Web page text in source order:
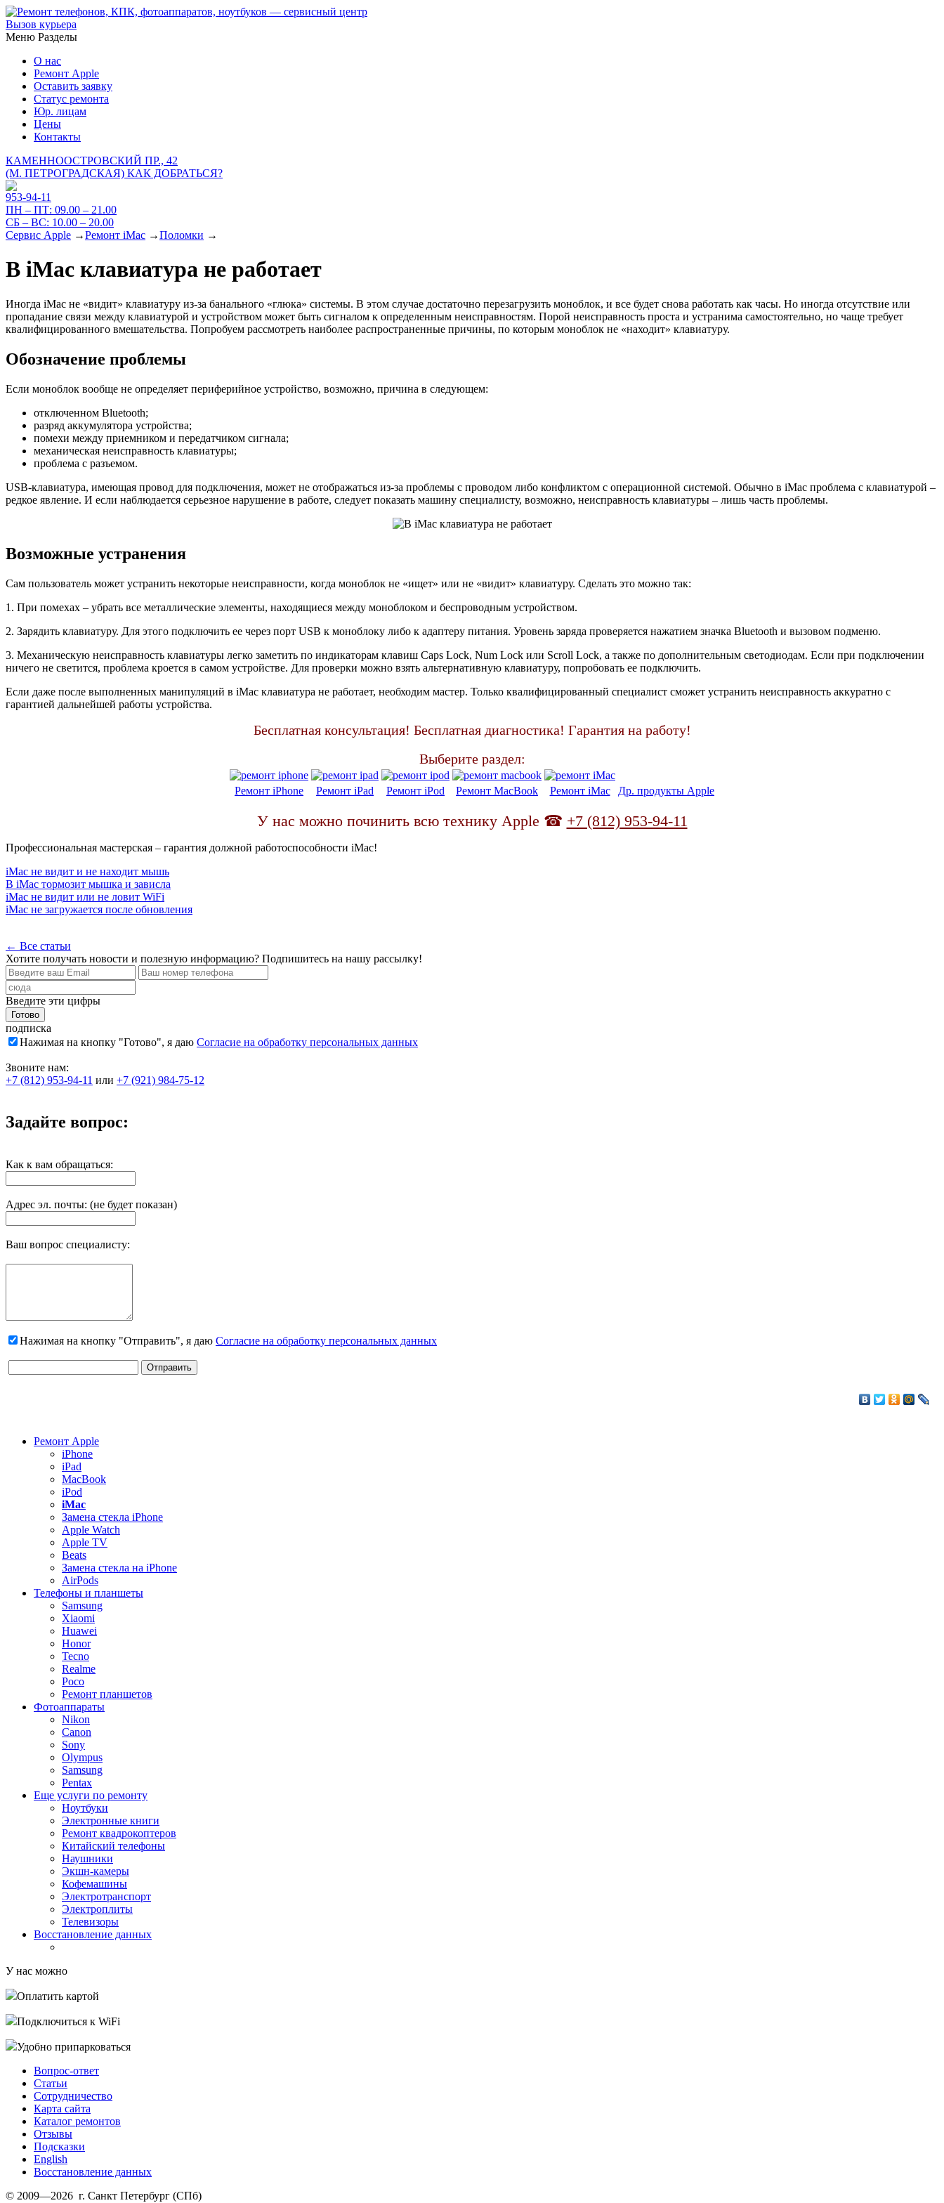
Вызов курьера
Меню Разделы
О нас
Ремонт Apple
Оставить заявку
Статус ремонта
Юр. лицам
Цены
Контакты
КАМЕННООСТРОВСКИЙ ПР., 42
(М. ПЕТРОГРАДСКАЯ) КАК ДОБРАТЬСЯ?
953-94-11
ПН – ПТ: 09.00 – 21.00
СБ – ВС: 10.00 – 20.00
Сервис Apple →Ремонт iMac →Поломки →
В iMac клавиатура не работает
Иногда iMac не «видит» клавиатуру из-за банального «глюка» системы. В этом случае достаточно перезагрузить моноблок, и все будет снова работать как часы. Но иногда отсутствие или
пропадание связи между клавиатурой и устройством может быть сигналом к определенным неисправностям. Порой неисправность проста и устранима самостоятельно, но чаще требует
квалифицированного вмешательства. Попробуем рассмотреть наиболее распространенные причины, по которым моноблок не «находит» клавиатуру.
Обозначение проблемы
Если моноблок вообще не определяет периферийное устройство, возможно, причина в следующем:
отключенном Bluetooth;
разряд аккумулятора устройства;
помехи между приемником и передатчиком сигнала;
механическая неисправность клавиатуры;
проблема с разъемом.
USB-клавиатура, имеющая провод для подключения, может не отображаться из-за проблемы с проводом либо конфликтом с операционной системой. Обычно в iMac проблема с клавиатурой –
редкое явление. И если наблюдается серьезное нарушение в работе, следует показать машину специалисту, возможно, неисправность клавиатуры – лишь часть проблемы.
Возможные устранения
Сам пользователь может устранить некоторые неисправности, когда моноблок не «ищет» или не «видит» клавиатуру. Сделать это можно так:
1. При помехах – убрать все металлические элементы, находящиеся между моноблоком и беспроводным устройством.
2. Зарядить клавиатуру. Для этого подключить ее через порт USB к моноблоку либо к адаптеру питания. Уровень заряда проверяется нажатием значка Bluetooth и вызовом подменю.
3. Механическую неисправность клавиатуры легко заметить по индикаторам клавиш Caps Lock, Num Lock или Scroll Lock, а также по дополнительным светодиодам. Если при подключении
ничего не светится, проблема кроется в самом устройстве. Для проверки можно взять альтернативную клавиатуру, попробовать ее подключить.
Если даже после выполненных манипуляций в iMac клавиатура не работает, необходим мастер. Только квалифицированный специалист сможет устранить неисправность аккуратно с
гарантией дальнейшей работы устройства.
Бесплатная консультация! Бесплатная диагностика! Гарантия на работу!
Выберите раздел:
Ремонт iPhone Ремонт iPad Ремонт iPod Ремонт MacBook Ремонт iMac Др. продукты Apple
У нас можно починить всю технику Apple ☎ +7 (812) 953-94-11
Профессиональная мастерская – гарантия должной работоспособности iMac!
iMac не видит и не находит мышь
В iMac тормозит мышка и зависла
iMac не видит или не ловит WiFi
iMac не загружается после обновления
← Все статьи
Хотите получать новости и полезную информацию? Подпишитесь на нашу рассылку!
Введите эти цифры
подписка
Нажимая на кнопку "Готово", я даю Согласие на обработку персональных данных
Звоните нам:
+7 (812) 953-94-11 или +7 (921) 984-75-12
Задайте вопрос:
Как к вам обращаться:
Адрес эл. почты: (не будет показан)
Ваш вопрос специалисту:
Нажимая на кнопку "Отправить", я даю Согласие на обработку персональных данных
Ремонт Apple
iPhone
iPad
MacBook
iPod
iMac
Замена стекла iPhone
Apple Watch
Apple TV
Beats
Замена стекла на iPhone
AirPods
Телефоны и планшеты
Samsung
Xiaomi
Huawei
Honor
Tecno
Realme
Poco
Ремонт планшетов
Фотоаппараты
Nikon
Canon
Sony
Olympus
Samsung
Pentax
Еще услуги по ремонту
Ноутбуки
Электронные книги
Ремонт квадрокоптеров
Китайский телефоны
Наушники
Экшн-камеры
Кофемашины
Электротранспорт
Электроплиты
Телевизоры
Восстановление данных
У нас можно
Оплатить картой
Подключиться к WiFi
Удобно припарковаться
Вопрос-ответ
Статьи
Сотрудничество
Карта сайта
Каталог ремонтов
Отзывы
Подсказки
English
Восстановление данных
© 2009—2026 г. Санкт Петербург (СПб)